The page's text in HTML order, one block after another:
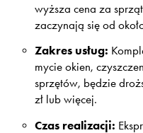
wyższa cena za
zaczynają się od
Zakres usług:
mycie okien,
sprzętów, będzie
zł lub więcej.
Czas realizacji: